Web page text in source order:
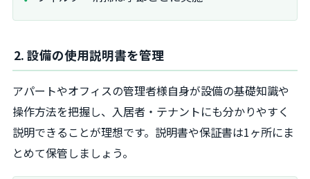
2. 設備の使用説明書を管理
アパートやオフィスの管理者様自身が設備の基礎知識や
操作方法を把握し、入居者・テナントにも分かりやすく
説明できることが理想です。説明書や保証書は1ヶ所にま
とめて保管しましょう。